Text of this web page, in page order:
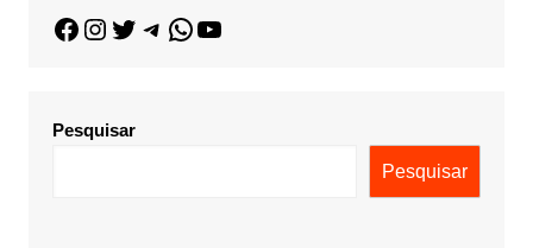
Pesquisar
Pesquisar